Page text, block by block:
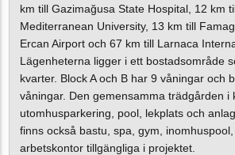
km till Gazimağusa State Hospital, 12 km
Mediterranean University, 13 km till
Ercan Airport och 67 km till Larnaca
Lägenheterna ligger i ett bostadsområde
kvarter. Block A och B har 9 våningar och
våningar. Den gemensamma trädgården i
utomhusparkering, pool, lekplats och
finns också bastu, spa, gym,
arbetskontor tillgängliga i projektet.